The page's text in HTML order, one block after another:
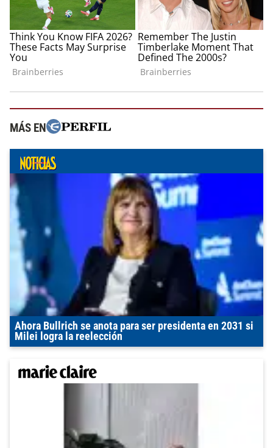
MÁS EN
Ahora Bullrich se anota para ser presidenta en 2031 si
Milei logra la reelección